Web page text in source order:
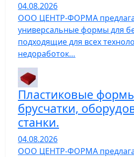
04.08.2026
ООО ЦЕНТР-ФОРМА
универсальные формы для
подходящие для всех
недоработок…
Пластиковые
брусчатки,
станки.
04.08.2026
ООО ЦЕНТР-ФОРМА